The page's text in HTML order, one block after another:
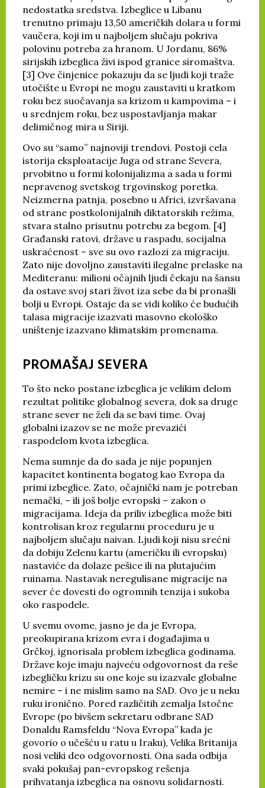
nedostatka sredstva. Izbeglice u Libanu
trenutno primaju 13,50 američkih dolara u formi
vaučera, koji im u najboljem slučaju pokriva
polovinu potreba za hranom. U Jordanu, 86%
sirijskih izbeglica živi ispod granice siromaštva.
[3] Ove činjenice pokazuju da se ljudi koji traže
utočište u Evropi ne mogu zaustaviti u kratkom
roku bez suočavanja sa krizom u kampovima – i
u srednjem roku, bez uspostavljanja makar
delimičnog mira u Siriji.
Ovo su “samo” najnoviji trendovi. Postoji cela
istorija eksploatacije Juga od strane Severa,
prvobitno u formi kolonijalizma a sada u formi
nepravenog svetskog trgovinskog poretka.
Neizmerna patnja, posebno u Africi, izvršavana
od strane postkolonijalnih diktatorskih režima,
stvara stalno prisutnu potrebu za begom. [4]
Građanski ratovi, države u raspadu, socijalna
uskraćenost – sve su ovo razlozi za migraciju.
Zato nije dovoljno zaustaviti ilegalne prelaske na
Mediteranu: milioni očajnih ljudi čekaju na šansu
da ostave svoj stari život iza sebe da bi pronašli
bolji u Evropi. Ostaje da se vidi koliko će budućih
talasa migracije izazvati masovno ekološko
uništenje izazvano klimatskim promenama.
PROMAŠAJ SEVERA
To što neko postane izbeglica je velikim delom
rezultat politike globalnog severa, dok sa druge
strane sever ne želi da se bavi time. Ovaj
globalni izazov se ne može prevazići
raspodelom kvota izbeglica.
Nema sumnje da do sada je nije popunjen
kapacitet kontinenta bogatog kao Evropa da
primi izbeglice. Zato, očajnički nam je potreban
nemački, – ili još bolje evropski – zakon o
migracijama. Ideja da priliv izbeglica može biti
kontrolisan kroz regularnu proceduru je u
najboljem slučaju naivan. Ljudi koji nisu srećni
da dobiju Zelenu kartu (američku ili evropsku)
nastaviće da dolaze pešice ili na plutajućim
ruinama. Nastavak neregulisane migracije na
sever će dovesti do ogromnih tenzija i sukoba
oko raspodele.
U svemu ovome, jasno je da je Evropa,
preokupirana krizom evra i događajima u
Grčkoj, ignorisala problem izbeglica godinama.
Države koje imaju najveću odgovornost da reše
izbegličku krizu su one koje su izazvale globalne
nemire – i ne mislim samo na SAD. Ovo je u neku
ruku ironično. Pored različitih zemalja Istočne
Evrope (po bivšem sekretaru odbrane SAD
Donaldu Ramsfeldu “Nova Evropa” kada je
govorio o učešću u ratu u Iraku), Velika Britanija
nosi veliki deo odgovornosti. Ona sada odbija
svaki pokušaj pan-evropskog rešenja
prihvatanja izbeglica na osnovu solidarnosti.